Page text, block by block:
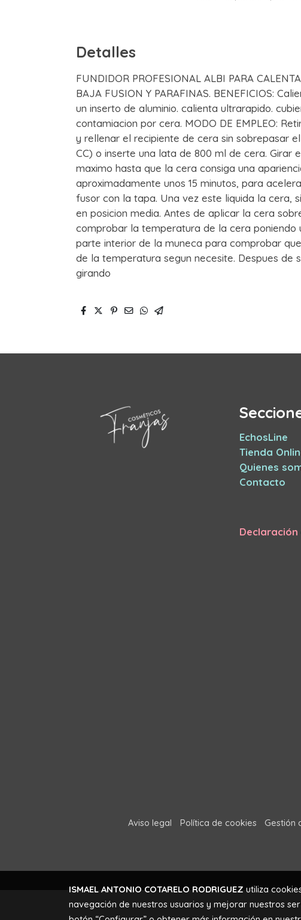
Detalles
FUNDIDOR PROFESIONAL ALBI PARA
BAJA FUSION Y PARAFINAS. BENEFICIOS:
un inserto de aluminio. calienta ultrarapido.
contamiacion por cera. MODO DE EMPLEO:
y rellenar el recipiente de cera sin sobrepasar
CC) o inserte una lata de 800 ml de cera. Girar
maximo hasta que la cera consiga una
aproximadamente unos 15 minutos, para
fusor con la tapa. Una vez este liquida la cera,
en posicion media. Antes de aplicar la cera
comprobar la temperatura de la cera poniendo
parte interior de la muneca para comprobar
de la temperatura segun necesite. Despues de
girando
EchosLine
Tienda
Quienes
Contacto
Aviso legal Política de cookies Gestión
ISMAEL ANTONIO COTARELO RODRIGUEZ utiliza
navegación de nuestros usuarios y mejorar nuestros